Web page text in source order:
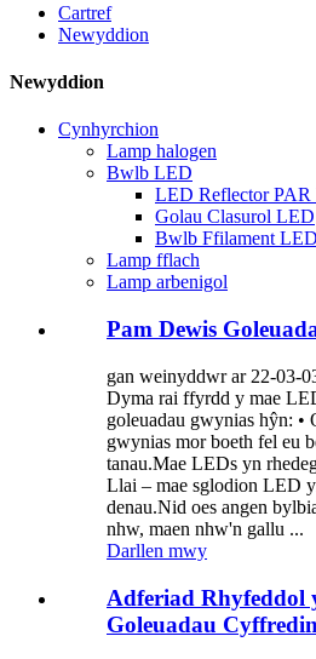
Cartref
Newyddion
Newyddion
Cynhyrchion
Lamp halogen
Bwlb LED
LED Reflector PAR
Golau Clasurol LED
Bwlb Ffilament LED
Lamp fflach
Lamp arbenigol
Pam Dewis
gan weinyddwr ar 22-03-
Dyma rai ffyrdd y mae
goleuadau gwynias hŷn: •
gwynias mor boeth fel eu
tanau.Mae LEDs yn
Llai – mae sglodion LED
denau.Nid oes angen
nhw, maen nhw'n gallu ...
Darllen mwy
Adferiad Rhyfeddol
Goleuadau